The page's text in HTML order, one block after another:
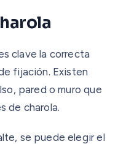
clave la correcta
fijación. Existen
pared o muro que
de charola.
se puede elegir el